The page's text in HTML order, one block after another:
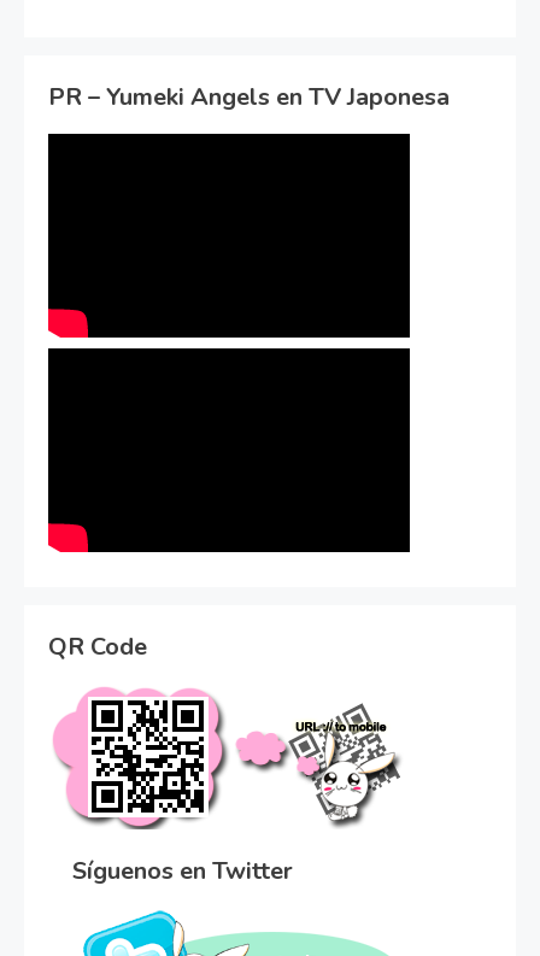
PR – Yumeki Angels en TV Japonesa
QR Code
Síguenos en Twitter